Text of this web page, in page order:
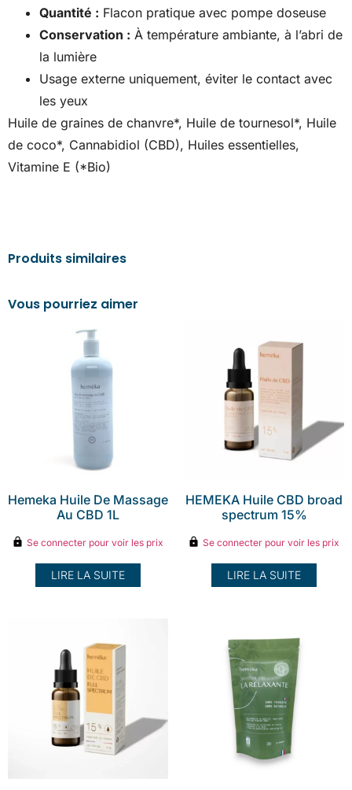
Quantité : Flacon pratique avec pompe doseuse
Conservation : À température ambiante, à l’abri de
la lumière
Usage externe uniquement, éviter le contact avec
les yeux
Huile de graines de chanvre*, Huile de tournesol*, Huile
de coco*, Cannabidiol (CBD), Huiles essentielles,
Vitamine E (*Bio)
Produits similaires
Vous pourriez aimer
Hemeka Huile De Massage
Au CBD 1L
Se connecter pour voir les prix
LIRE LA SUITE
HEMEKA Huile CBD broad
spectrum 15%
Se connecter pour voir les prix
LIRE LA SUITE